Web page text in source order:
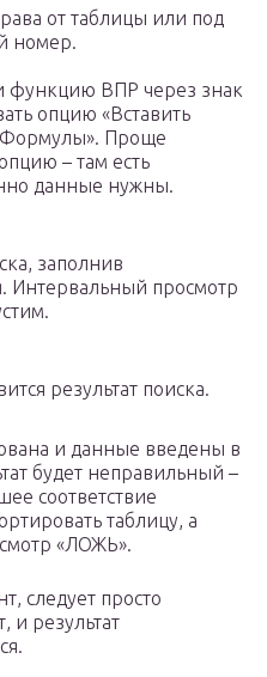
от таблицы или под
номер.
функцию ВПР через знак
опцию «Вставить
Проще
– там есть
данные нужны.
заполнив
Интервальный просмотр
результат поиска.
и данные введены в
будет неправильный –
соответствие
таблицу, а
«ЛОЖЬ».
следует просто
и результат